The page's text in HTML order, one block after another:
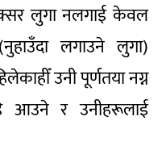
लुगा नलगाई केवल
लगाउने लुगा)
उनी पूर्णतया नग्न
आउने र उनीहरूलाई